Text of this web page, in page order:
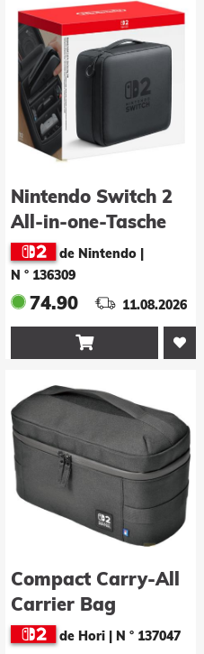
Nintendo Switch 2
All-in-one-Tasche
de Nintendo
N ° 136309
74.90 11.08.2026

Compact Carry-All
Carrier Bag
Nintendo Switch 2
de Hori N ° 137047